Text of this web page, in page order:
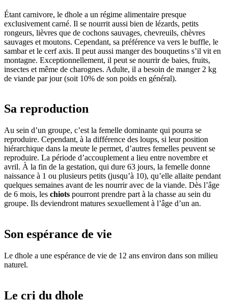
Étant carnivore, le dhole a un régime alimentaire presque
exclusivement carné. Il se nourrit aussi bien de lézards, petits
rongeurs, lièvres que de cochons sauvages, chevreuils, chèvres
sauvages et moutons. Cependant, sa préférence va vers le buffle, le
sambar et le cerf axis. Il peut aussi manger des bouquetins s’il vit en
montagne. Exceptionnellement, il peut se nourrir de baies, fruits,
insectes et même de charognes. Adulte, il a besoin de manger 2 kg
de viande par jour (soit 10% de son poids en général).
Sa reproduction
Au sein d’un groupe, c’est la femelle dominante qui pourra se
reproduire. Cependant, à la différence des loups, si leur position
hiérarchique dans la meute le permet, d’autres femelles peuvent se
reproduire. La période d’accouplement a lieu entre novembre et
avril. À la fin de la gestation, qui dure 63 jours, la femelle donne
naissance à 1 ou plusieurs petits (jusqu’à 10), qu’elle allaite pendant
quelques semaines avant de les nourrir avec de la viande. Dès l’âge
de 6 mois, les chiots pourront prendre part à la chasse au sein du
groupe. Ils deviendront matures sexuellement à l’âge d’un an.
Son espérance de vie
Le dhole a une espérance de vie de 12 ans environ dans son milieu
naturel.
Le cri du dhole